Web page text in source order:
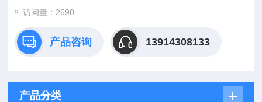
访问量：2690
产品咨询 13914308133
产品分类